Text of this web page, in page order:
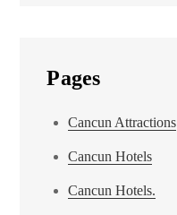
Pages
Cancun Attractions
Cancun Hotels
Cancun Hotels.